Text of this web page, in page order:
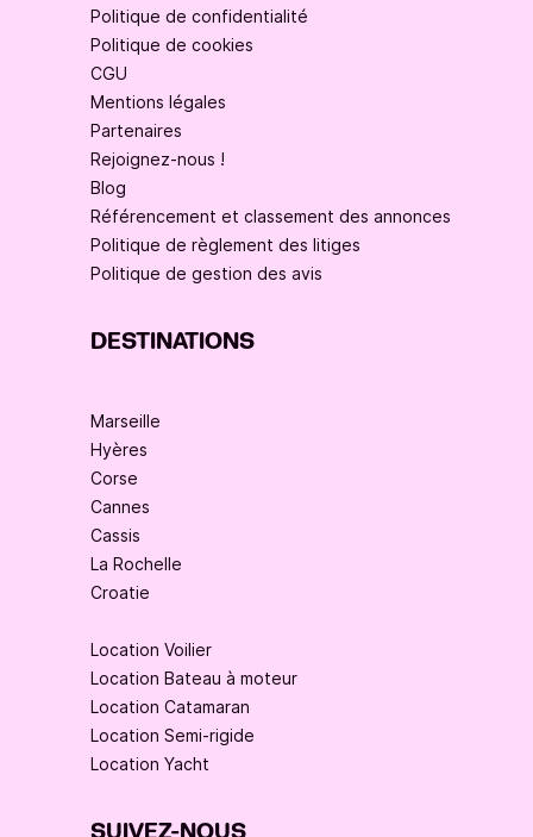
Politique de confidentialité
Politique de cookies
CGU
Mentions légales
Partenaires
Rejoignez-nous !
Blog
Référencement et classement des annonces
Politique de règlement des litiges
Politique de gestion des avis
DESTINATIONS
Marseille
Hyères
Corse
Cannes
Cassis
La Rochelle
Croatie
Location Voilier
Location Bateau à moteur
Location Catamaran
Location Semi-rigide
Location Yacht